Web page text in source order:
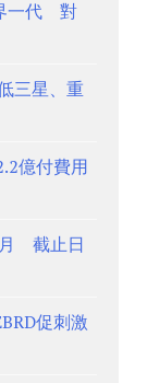
一代 對
三星、重
億付費用
月 截止日
促刺激